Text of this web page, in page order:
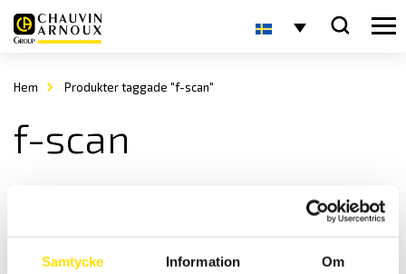
Samtycke Information Om
Hem Produkter taggade "f-scan"
f-scan